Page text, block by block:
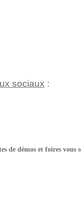
sociaux :
de démos et foires
630